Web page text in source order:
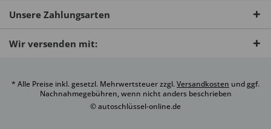
Unsere Zahlungsarten
Wir versenden mit:
* Alle Preise inkl. gesetzl. Mehrwertsteuer zzgl.Versandkosten und ggf.
Nachnahmegebühren, wenn nicht anders beschrieben
© autoschlüssel-online.de